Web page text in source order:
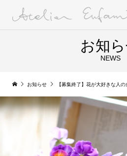
お知
NEWS
お知らせ 【募集終了】花が大好きな人